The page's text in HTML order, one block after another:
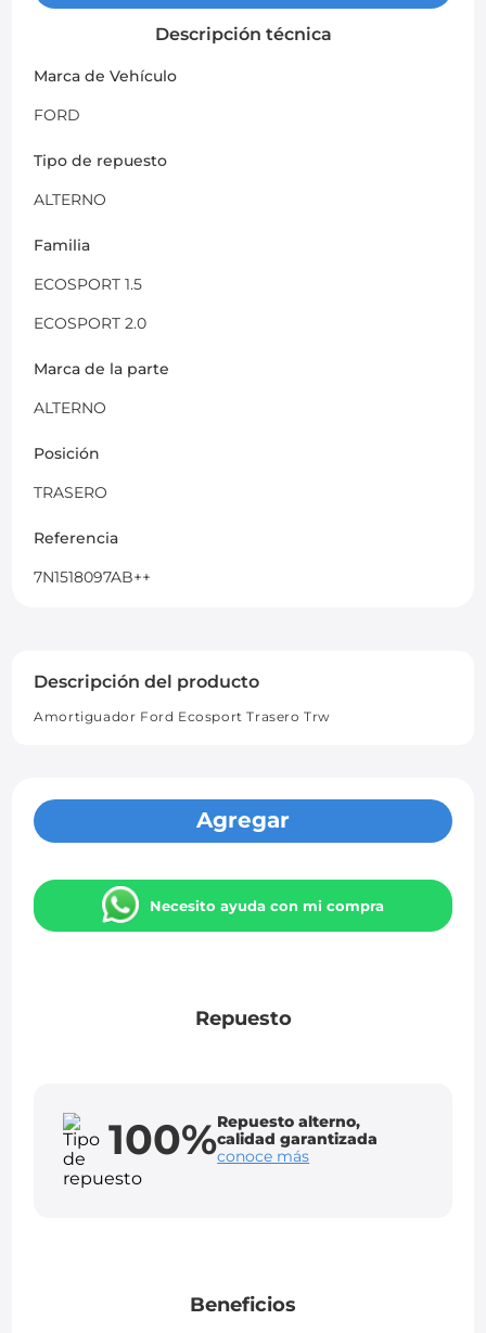
Descripción técnica
Marca de Vehículo
FORD
Tipo de repuesto
ALTERNO
Familia
ECOSPORT 1.5
ECOSPORT 2.0
Marca de la parte
ALTERNO
Posición
TRASERO
Referencia
7N1518097AB++
Descripción del producto
Amortiguador Ford Ecosport Trasero Trw
Agregar
Necesito ayuda con mi compra
Repuesto
100%Repuesto alterno,
calidad garantizada
conoce más
Beneficios